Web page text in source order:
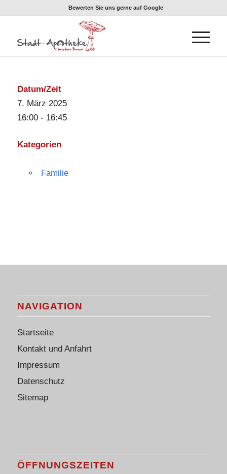
Bewerten Sie uns gerne auf Google
Datum/Zeit
7. März 2025
16:00 - 16:45
Kategorien
Familie
NAVIGATION
Startseite
Kontakt und Anfahrt
Impressum
Datenschutz
Sitemap
ÖFFNUNGSZEITEN